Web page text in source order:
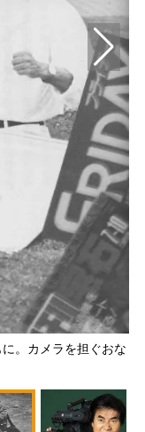
。カメラを担ぐおな